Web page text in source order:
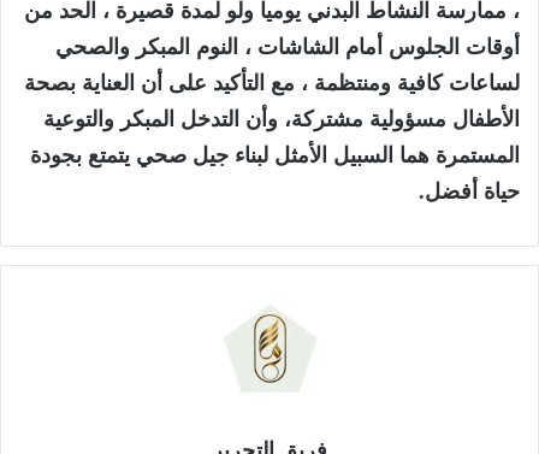
، ممارسة النشاط البدني يوميا ولو لمدة قصيرة ، الحد من
أوقات الجلوس أمام الشاشات ، النوم المبكر والصحي
لساعات كافية ومنتظمة ، مع التأكيد على أن العناية بصحة
الأطفال مسؤولية مشتركة، وأن التدخل المبكر والتوعية
المستمرة هما السبيل الأمثل لبناء جيل صحي يتمتع بجودة
حياة أفضل.